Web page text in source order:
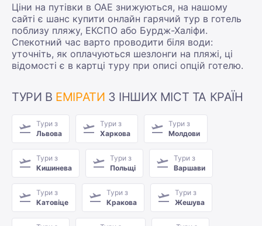
Ціни на путівки в ОАЕ знижуються, на нашому
сайті є шанс купити онлайн гарячий тур в готель
поблизу пляжу, ЕКСПО або Бурдж-Халіфи.
Спекотний час варто проводити біля води:
уточніть, як оплачуються шезлонги на пляжі, ці
відомості є в картці туру при описі опцій готелю.
ТУРИ В ЕМІРАТИ З ІНШИХ МІСТ ТА КРАЇН
Тури з
Львова
Тури з
Харкова
Тури з
Молдови
Тури з
Кишинева
Тури з
Польщі
Тури з
Варшави
Тури з
Катовіце
Тури з
Кракова
Тури з
Жешува